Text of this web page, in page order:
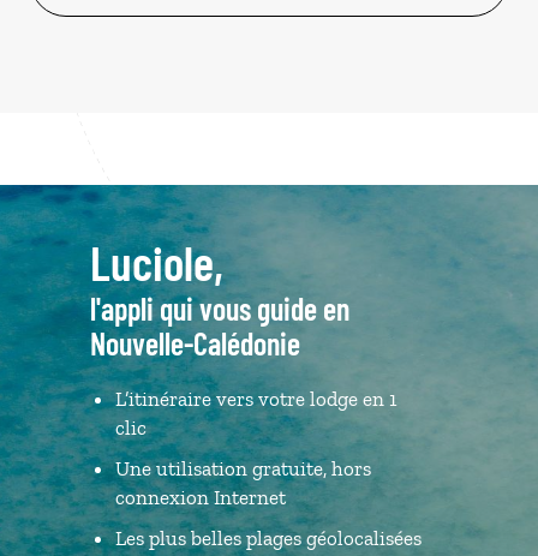
Luciole,
l'appli qui vous guide en
Nouvelle-Calédonie
L’itinéraire vers votre lodge en 1
clic
Une utilisation gratuite, hors
connexion Internet
Les plus belles plages géolocalisées